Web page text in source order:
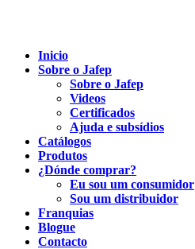
Inicio
Sobre o Jafep
Sobre o Jafep
Videos
Certificados
Ajuda e subsídios
Catálogos
Produtos
¿Dónde comprar?
Eu sou um consumidor
Sou um distribuidor
Franquias
Blogue
Contacto